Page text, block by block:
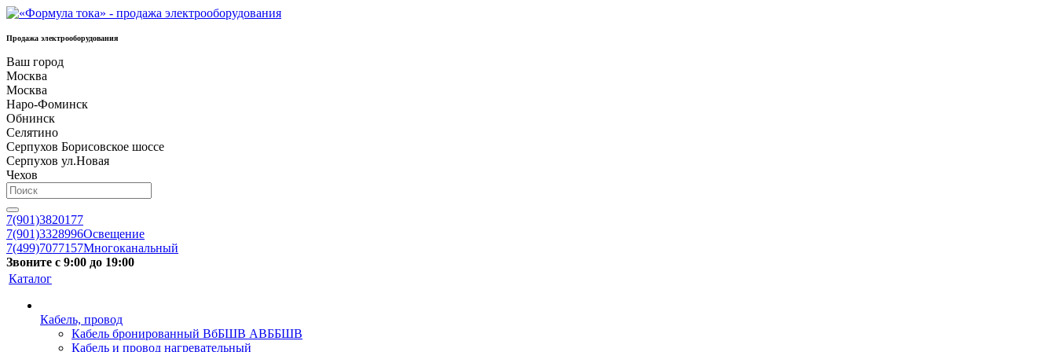
Продажа электрооборудования
Ваш город
Москва
Москва
Наро-Фоминск
Обнинск
Селятино
Серпухов Борисовское шоссе
Серпухов ул.Новая
Чехов
7(901)3820177
7(901)3328996Освещение
7(499)7077157Многоканальный
Звоните с 9:00 до 19:00
Каталог
Кабель, провод
Кабель бронированный ВбБШВ АВББШВ
Кабель и провод нагревательный